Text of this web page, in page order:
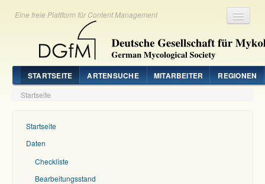
Eine freie Plattform für Content Management
STARTSEITE ARTENSUCHE MITARBEITER REGIONEN
Startseite
Startseite
Daten
Checkliste
Bearbeitungsstand